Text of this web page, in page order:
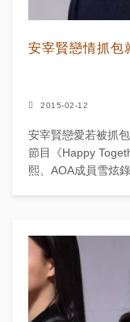
安宰賢戀情抓
2015-02-12
安宰賢戀愛若被抓包就會公開 安宰賢上
節目《Happy
熙、AOA成員雪炫